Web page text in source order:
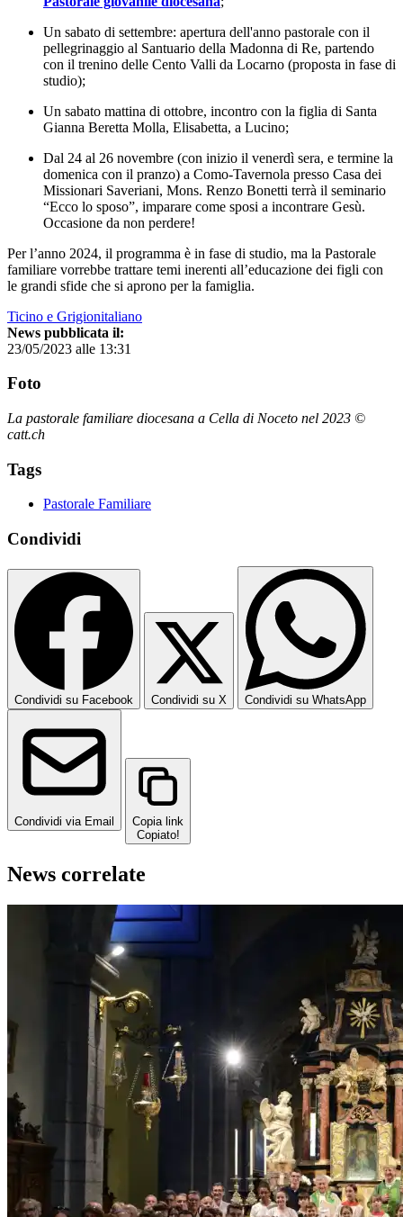
Un sabato di settembre: apertura dell'anno pastorale con il
pellegrinaggio al Santuario della Madonna di Re, partendo
con il trenino delle Cento Valli da Locarno (proposta in fase di
studio);
Un sabato mattina di ottobre, incontro con la figlia di Santa
Gianna Beretta Molla, Elisabetta, a Lucino;
Dal 24 al 26 novembre (con inizio il venerdì sera, e termine la
domenica con il pranzo) a Como-Tavernola presso Casa dei
Missionari Saveriani, Mons. Renzo Bonetti terrà il seminario
“Ecco lo sposo”, imparare come sposi a incontrare Gesù.
Occasione da non perdere!
Per l’anno 2024, il programma è in fase di studio, ma la Pastorale
familiare vorrebbe trattare temi inerenti all’educazione dei figli con
le grandi sfide che si aprono per la famiglia.
Ticino e Grigionitaliano
News pubblicata il:
23/05/2023 alle 13:31
Foto
La pastorale familiare diocesana a Cella di Noceto nel 2023 ©
catt.ch
Tags
Pastorale Familiare
Condividi
Condividi su Facebook Condividi su X Condividi su WhatsApp
Condividi via Email
Copia link
Copiato!
News correlate